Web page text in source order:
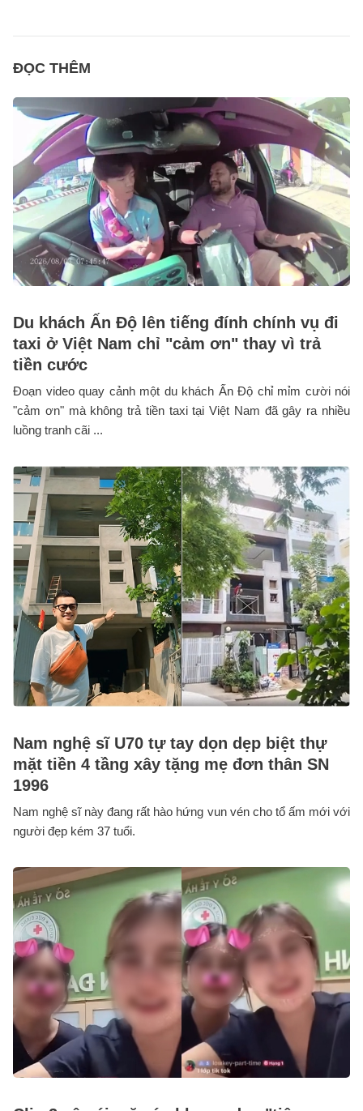
ĐỌC THÊM
Du khách Ấn Độ lên tiếng đính chính vụ đi
taxi ở Việt Nam chỉ "cảm ơn" thay vì trả
tiền cước
Đoạn video quay cảnh một du khách Ấn Độ chỉ mỉm cười nói
"cảm ơn" mà không trả tiền taxi tại Việt Nam đã gây ra nhiều
luồng tranh cãi ...
Nam nghệ sĩ U70 tự tay dọn dẹp biệt thự
mặt tiền 4 tầng xây tặng mẹ đơn thân SN
1996
Nam nghệ sĩ này đang rất hào hứng vun vén cho tổ ấm mới với
người đẹp kém 37 tuổi.